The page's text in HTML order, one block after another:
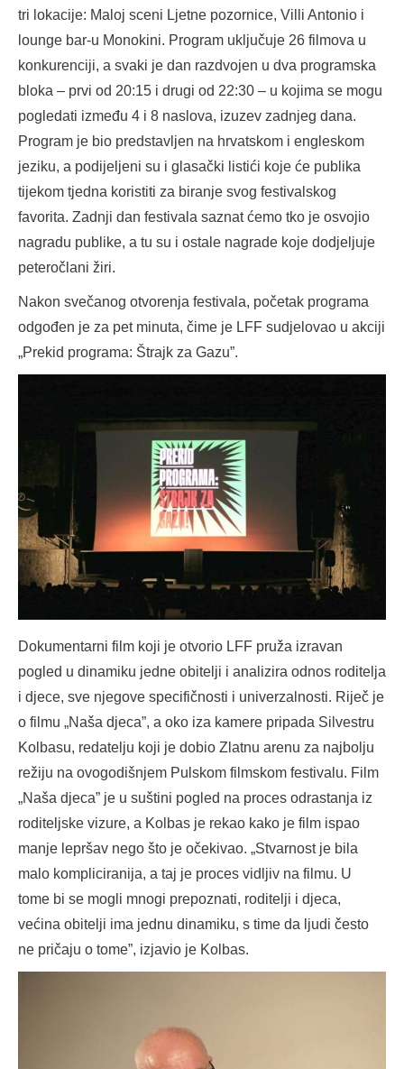
tri lokacije: Maloj sceni Ljetne pozornice, Villi Antonio i
lounge bar-u Monokini. Program uključuje 26 filmova u
konkurenciji, a svaki je dan razdvojen u dva programska
bloka – prvi od 20:15 i drugi od 22:30 – u kojima se mogu
pogledati između 4 i 8 naslova, izuzev zadnjeg dana.
Program je bio predstavljen na hrvatskom i engleskom
jeziku, a podijeljeni su i glasački listići koje će publika
tijekom tjedna koristiti za biranje svog festivalskog
favorita. Zadnji dan festivala saznat ćemo tko je osvojio
nagradu publike, a tu su i ostale nagrade koje dodjeljuje
peteročlani žiri.
Nakon svečanog otvorenja festivala, početak programa
odgođen je za pet minuta, čime je LFF sudjelovao u akciji
„Prekid programa: Štrajk za Gazu”.
Dokumentarni film koji je otvorio LFF pruža izravan
pogled u dinamiku jedne obitelji i analizira odnos roditelja
i djece, sve njegove specifičnosti i univerzalnosti. Riječ je
o filmu „Naša djeca”, a oko iza kamere pripada Silvestru
Kolbasu, redatelju koji je dobio Zlatnu arenu za najbolju
režiju na ovogodišnjem Pulskom filmskom festivalu. Film
„Naša djeca” je u suštini pogled na proces odrastanja iz
roditeljske vizure, a Kolbas je rekao kako je film ispao
manje lepršav nego što je očekivao. „Stvarnost je bila
malo kompliciranija, a taj je proces vidljiv na filmu. U
tome bi se mogli mnogi prepoznati, roditelji i djeca,
većina obitelji ima jednu dinamiku, s time da ljudi često
ne pričaju o tome”, izjavio je Kolbas.